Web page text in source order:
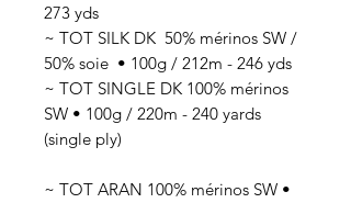
273 yds
~ TOT SILK DK 50% mérinos SW /
50% soie • 100g / 212m - 246 yds
~ TOT SINGLE DK 100% mérinos
SW • 100g / 220m - 240 yards
(single ply)
~ TOT ARAN 100% mérinos SW •